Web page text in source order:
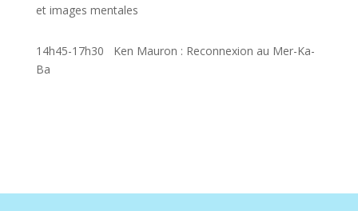
et images mentales
14h45-17h30 Ken Mauron : Reconnexion au Mer-Ka-
Ba